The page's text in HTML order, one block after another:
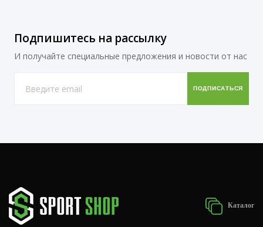
Подпишитесь на рассылку
И получайте специальные предложения и новости от нас
Каталог